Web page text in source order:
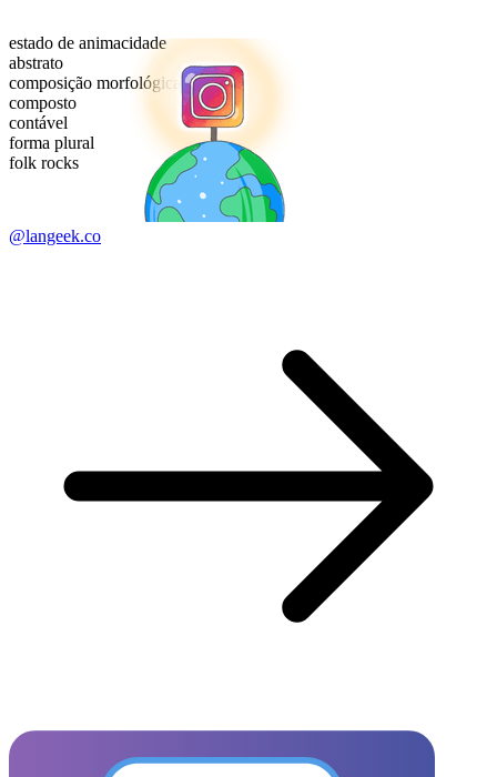
estado de animacidade
abstrato
composição morfológica
composto
contável
forma plural
folk rocks
@langeek.co